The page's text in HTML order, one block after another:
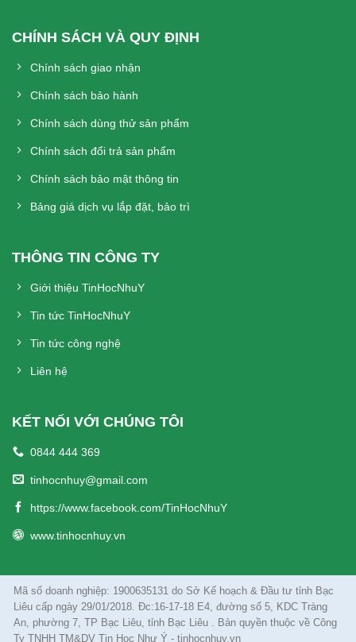
CHÍNH SÁCH VÀ QUY ĐỊNH
Chính sách giao nhận
Chính sách bảo hành
Chính sách dùng thử sản phẩm
Chính sách đổi trả sản phẩm
Chính sách bảo mật thông tin
Bảng giá dịch vụ lắp đặt, bảo trì
THÔNG TIN CÔNG TY
Giới thiệu TinHocNhuY
Tin tức TinHocNhuY
Tin tức công nghệ
Liên hệ
KẾT NỐI VỚI CHÚNG TÔI
0844 444 369
tinhocnhuy@gmail.com
https://www.facebook.com/TinHocNhuY
www.tinhocnhuy.vn
Mã số doanh nghiệp: 1900635131 do Sở Kế hoạch & Đầu tư tỉnh Bạc
Liêu cấp ngày 29/01/2018. Đc:16-17-18 E4, đường số 5, KDC Tràng
An, phường 7, TP Bạc Liêu, tỉnh Bạc Liêu . Bản quyền thuộc về Công
Ty TNHH TM&DV Tin Học Như Ý - tinhocnhuy.vn